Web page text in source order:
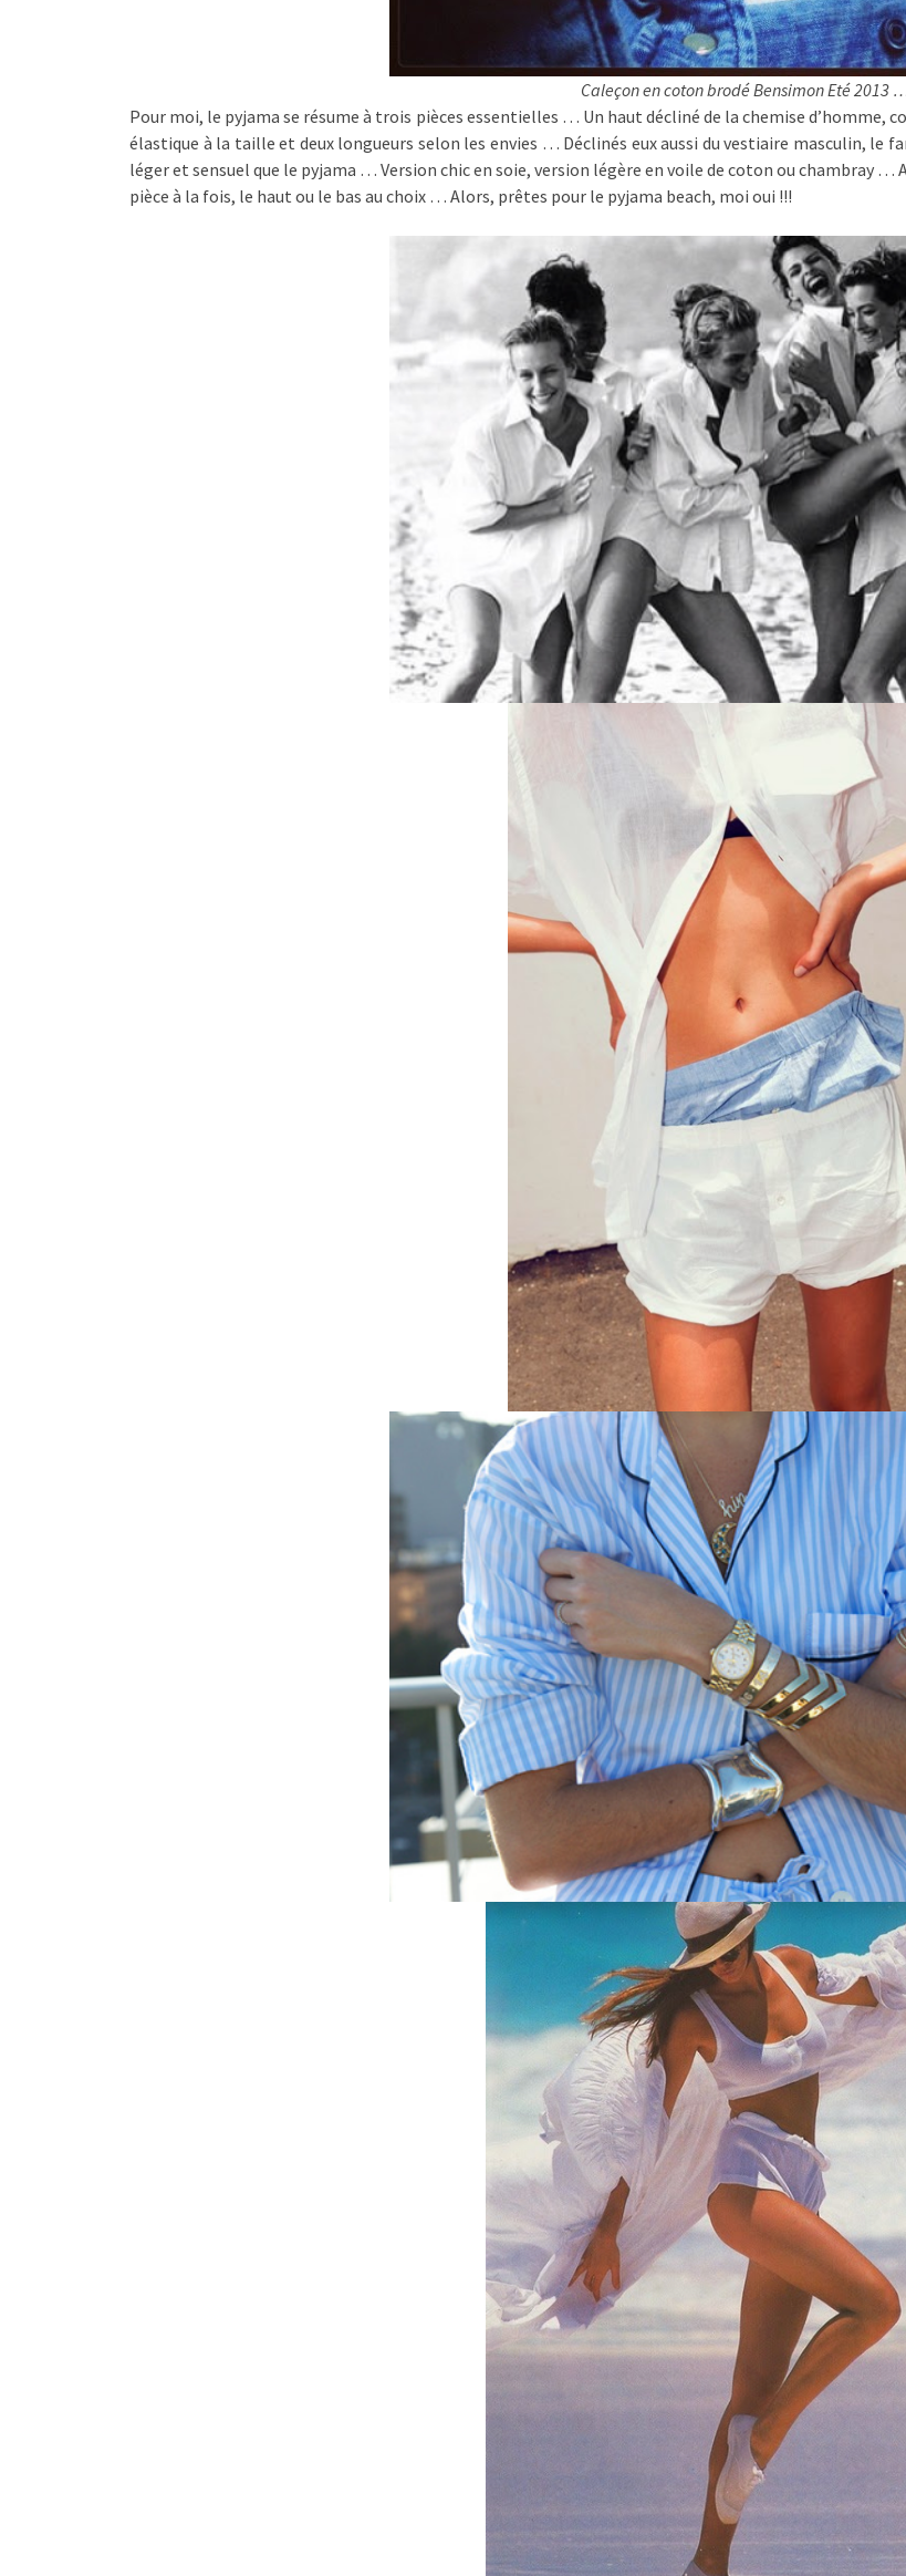
Caleçon en coton brodé Bensimon Eté 2013
Pour moi, le pyjama se résume à trois pièces essentielles … Un haut décliné de la chemise
élastique à la taille et deux longueurs selon les envies … Déclinés eux aussi du vestiaire masculin, le
léger et sensuel que le pyjama … Version chic en soie, version légère en voile de coton ou chambray
pièce à la fois, le haut ou le bas au choix … Alors, prêtes pour le pyjama beach, moi oui !!!